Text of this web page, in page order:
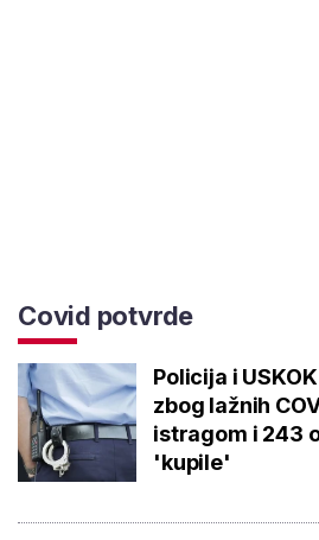
Covid potvrde
Policija i
zbog lažnih
istragom i 243
'kupile'